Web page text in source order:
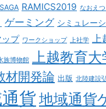
RAMICS2019 なおえ
ゲーミング シミュレー
ップ ワークショップ 上社学
族博物館 上越教育大
材開発論 出版 北陸建設
貨地域通貨